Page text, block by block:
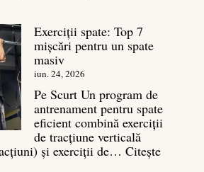
este
sa
cu
masa
musculară
Exerciții spate: Top 7
mișcări pentru un spate
masiv
iun. 24, 2026
Pe Scurt Un program de
antrenament pentru spate
eficient combină exerciții
de tracțiune verticală
și exerciții de… Citește